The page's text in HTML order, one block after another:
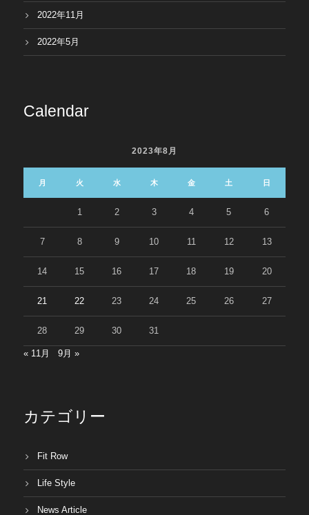
2022年11月
2022年5月
Calendar
2023年8月
月 火 水 木 金 土 日
1 2 3 4 5 6
7 8 9 10 11 12 13
14 15 16 17 18 19 20
21 22 23 24 25 26 27
28 29 30 31
« 11月 9月 »
カテゴリー
Fit Row
Life Style
News Article